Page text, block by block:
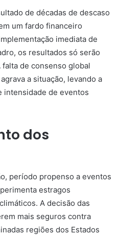
de décadas de descaso
um fardo financeiro
imediata de
os resultados só serão
de consenso global
a situação, levando a
intensidade de eventos
dos
período propenso a eventos
estragos
A decisão das
mais seguros contra
regiões dos Estados